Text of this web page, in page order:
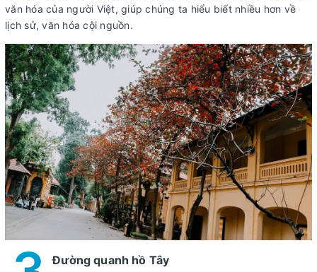
văn hóa của người Việt, giúp chúng ta hiểu biết nhiều hơn về
lịch sử, văn hóa cội nguồn.
Đường quanh hồ Tây